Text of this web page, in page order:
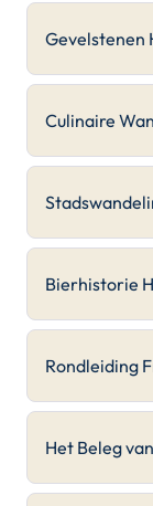
Gevelstenen
Culinaire
Bierhistorie
Rondleiding
Het Beleg